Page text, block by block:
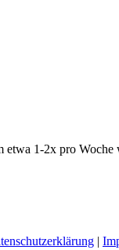
1-2x pro
|